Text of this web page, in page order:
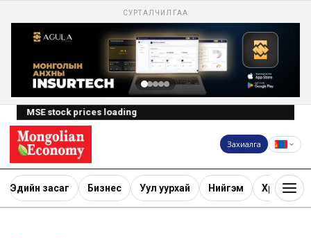
СУРТАЛЧИЛГАА
MSE stock prices loading
Захиалга
Эдийн засаг Бизнес Уул уурхай Нийгэм Хөрөнгө